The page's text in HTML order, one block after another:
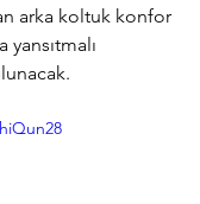
arka koltuk konfor